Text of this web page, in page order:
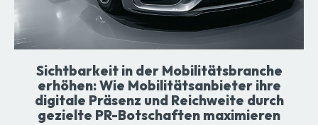
Sichtbarkeit in der Mobilitätsbranche
erhöhen: Wie Mobilitätsanbieter ihre
digitale Präsenz und Reichweite durch
gezielte PR-Botschaften maximieren